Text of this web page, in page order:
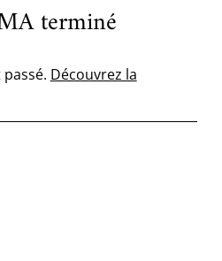
terminé
passé. Découvrez la